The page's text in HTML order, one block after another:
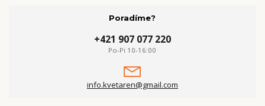
Poradíme?
+421 907 077 220
Po-Pi 10-16:00
info.kvetaren@gmail.com